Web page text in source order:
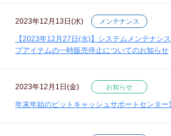
2023年12月13日(水) メンテナンス
【2023年12月27日(水)】システムメンテナン
プアイテムの一時販売停止についてのお知らせ
2023年12月1日(金) お知らせ
年末年始のビットキャッシュサポートセンタ